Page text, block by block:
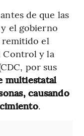
de que las
el gobierno
remitido el
Control y la
por sus
multiestatal
causando
.